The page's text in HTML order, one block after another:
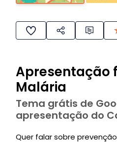
Apresentação
Malária
Tema grátis de
apresentação do
Quer falar sobre